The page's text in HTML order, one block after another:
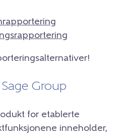
Group
for etablerte
inneholder,